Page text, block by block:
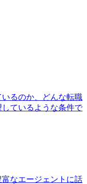
るのか、どんな転職
ているような条件で
なエージェントに話